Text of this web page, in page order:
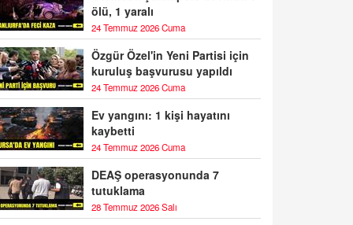
ölü, 1 yaralı
24 Temmuz 2026 Cuma
Özgür Özel'in Yeni Partisi için
kuruluş başvurusu yapıldı
24 Temmuz 2026 Cuma
Ev yangını: 1 kişi hayatını
kaybetti
24 Temmuz 2026 Cuma
DEAŞ operasyonunda 7
tutuklama
28 Temmuz 2026 Salı